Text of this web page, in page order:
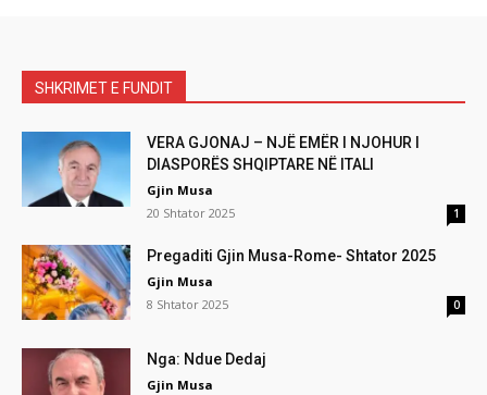
SHKRIMET E FUNDIT
VERA GJONAJ – NJË EMËR I NJOHUR I
DIASPORËS SHQIPTARE NË ITALI
Gjin Musa
20 Shtator 2025
1
Pregaditi Gjin Musa-Rome- Shtator 2025
Gjin Musa
8 Shtator 2025
0
Nga: Ndue Dedaj
Gjin Musa